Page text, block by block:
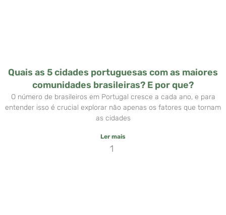
Quais as 5 cidades portuguesas com as maiores
comunidades brasileiras? E por que?
O número de brasileiros em Portugal cresce a cada ano, e para
entender isso é crucial explorar não apenas os fatores que tornam
as cidades
Ler mais
1